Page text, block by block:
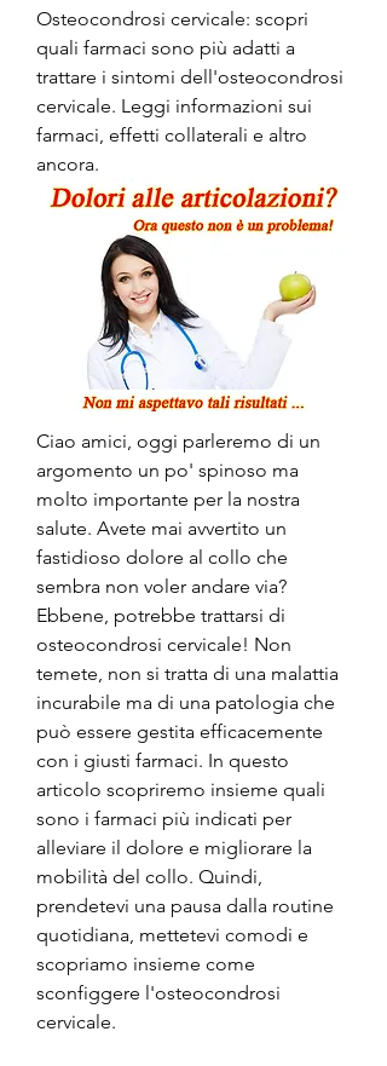
Osteocondrosi cervicale: scopri
quali farmaci sono più adatti a
trattare i sintomi dell'osteocondrosi
cervicale. Leggi informazioni sui
farmaci, effetti collaterali e altro
ancora.
Ciao amici, oggi parleremo di un
argomento un po' spinoso ma
molto importante per la nostra
salute. Avete mai avvertito un
fastidioso dolore al collo che
sembra non voler andare via?
Ebbene, potrebbe trattarsi di
osteocondrosi cervicale! Non
temete, non si tratta di una malattia
incurabile ma di una patologia che
può essere gestita efficacemente
con i giusti farmaci. In questo
articolo scopriremo insieme quali
sono i farmaci più indicati per
alleviare il dolore e migliorare la
mobilità del collo. Quindi,
prendetevi una pausa dalla routine
quotidiana, mettetevi comodi e
scopriamo insieme come
sconfiggere l'osteocondrosi
cervicale.